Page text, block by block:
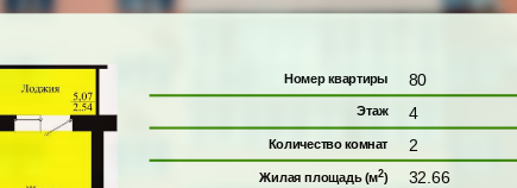
Номер квартиры 80
Этаж 4
Количество комнат 2
Жилая площадь (м2) 32.66